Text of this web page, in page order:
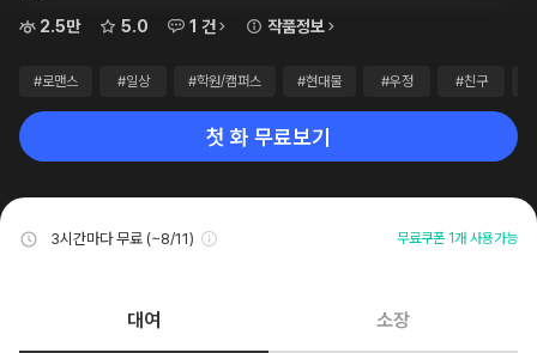
2.5만
5.0 1 건 작품정보
#로맨스 #일상 #학원/캠퍼스 #현대물 #우정 #친구
첫 화 무료보기
3시간마다 무료 (~8/11) 무료쿠폰 1개 사용가능
대여 소장